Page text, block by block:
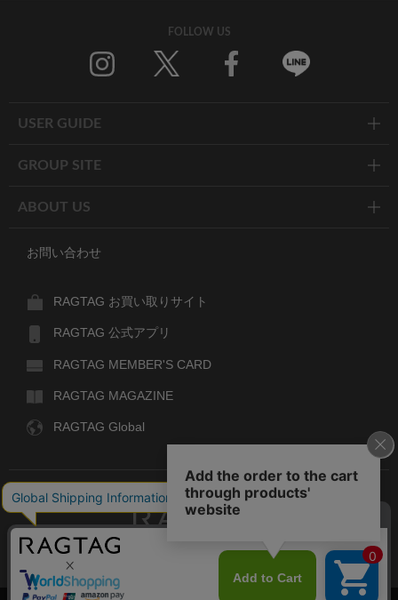
FOLLOW US
USER GUIDE
GROUP SITE
ABOUT US
お問い合わせ
RAGTAG お買い取りサイト
RAGTAG 公式アプリ
RAGTAG MEMBER'S CARD
RAGTAG MAGAZINE
RAGTAG Global
デザイナーズブランドのユーズド・セレクトショップ